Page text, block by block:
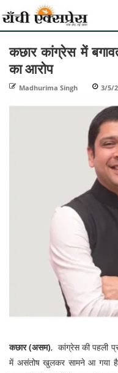
कछार कांग्रेस में
का आरोप
Madhurima Singh 3/5/
कछार (असम), कांग्रेस की पहली
में असंतोष खुलकर सामने आ गया है।